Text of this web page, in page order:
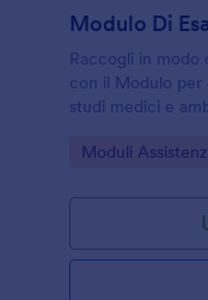
Modulo Di
Raccogli in
con il Modulo per
studi medici e
con Jotform.
Go to Category:
Moduli